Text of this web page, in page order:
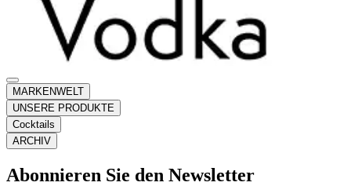
MARKENWELT
UNSERE PRODUKTE
Cocktails
ARCHIV
Abonnieren Sie den Newsletter